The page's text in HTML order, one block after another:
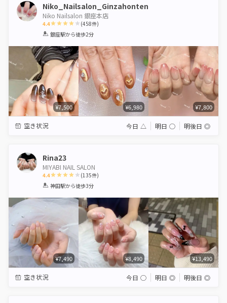
Niko_Nailsalon_Ginzahonten
Niko Nailsalon 銀座本店
4.4
1 2 3 4 5
(458件)
銀座駅から徒歩2分
¥7,500 ¥6,980 ¥7,800
空き状況 今日 △ 明日 ◯ 明後日 ◎
Rina23
MIYABI NAIL SALON
4.4
1 2 3 4 5
(135件)
神田駅から徒歩3分
¥7,490 ¥8,490 ¥13,490
空き状況 今日 ◯ 明日 ◎ 明後日 ◎